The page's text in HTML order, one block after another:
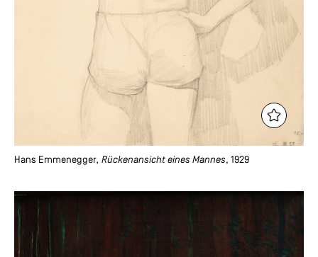
Hans Emmenegger, Rückenansicht eines Mannes, 1929